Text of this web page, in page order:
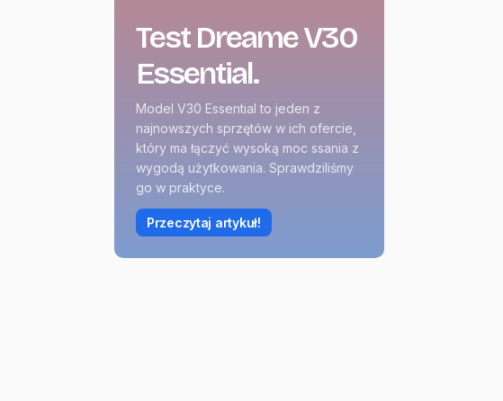
Test Dreame V30
Essential.
Model V30 Essential to jeden z
najnowszych sprzętów w ich ofercie,
który ma łączyć wysoką moc ssania z
wygodą użytkowania. Sprawdziliśmy
go w praktyce.
Przeczytaj artykuł!